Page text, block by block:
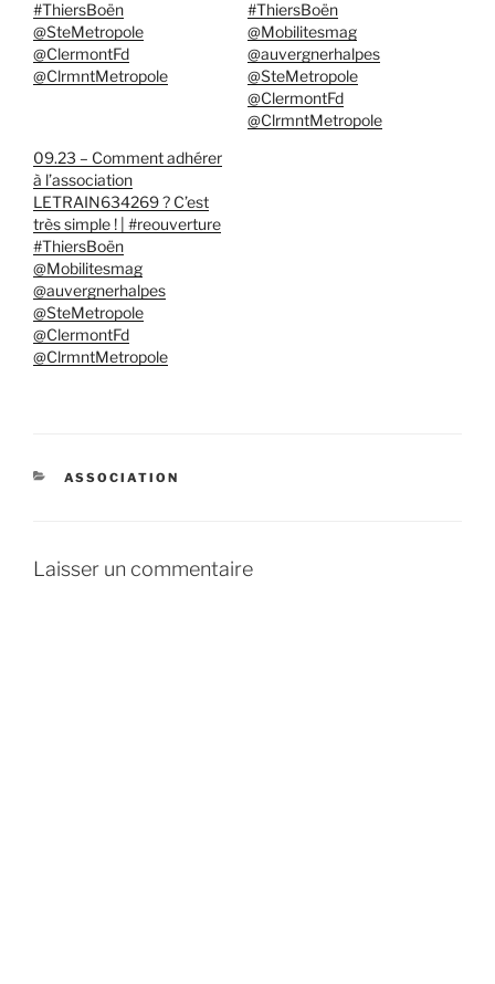
#ThiersBoën
@SteMetropole
@ClermontFd
@ClrmntMetropole
#ThiersBoën
@Mobilitesmag
@auvergnerhalpes
@SteMetropole
@ClermontFd
@ClrmntMetropole
09.23 – Comment adhérer
à l’association
LETRAIN634269 ? C’est
très simple ! | #reouverture
#ThiersBoën
@Mobilitesmag
@auvergnerhalpes
@SteMetropole
@ClermontFd
@ClrmntMetropole
CATÉGORIES
ASSOCIATION
Laisser un commentaire